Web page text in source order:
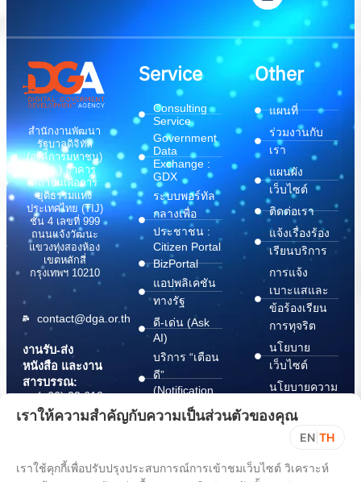
สำนักงานพัฒนา
รัฐบาลดิจิทัล
(องค์การมหาชน)
(สพร.) อาคาร
สถาบันเพื่อการ
ยุติธรรมแห่ง
ประเทศไทย (TIJ)
ชั้น 4 เลขที่ 999
ถนนแจ้งวัฒนะ
แขวงทุ่งสองห้อง
เขตหลักสี่
กรุงเทพฯ 10210
contact@dga.or.th
งานรับ-ส่ง
หนังสือ และงาน
สารบรรณ:
(+66) 02 612
6000
saraban@dga.or.th
Center:
Service
Consulting
Service
Government
Data
Exchange :
GDX
ระบบพอร์ทัล
กลางเพื่อ
ประชาชน :
Citizen Portal
BizPortal
แอปพลิเคชัน
ทางรัฐ
ดี-เด่น (Ask
AI)
บริการ “เตือน
ดี”
(Notification
บริการ
(Document
Other
แผนที่
ร่วมงานกับ
เรา
แผนผัง
เว็บไซต์
ติดต่อเรา
แจ้งเรื่องร้อง
เรียนบริการ
การแจ้ง
เบาะแสและ
ข้อร้องเรียน
การทุจริต
นโยบาย
เว็บไซต์
นโยบายความ
ปลอดภัย
สารสนเทศ
เราให้ความสำคัญกับความเป็นส่วนตัวของคุณ
EN TH
เราใช้คุกกี้เพื่อปรับปรุงประสบการณ์การเข้าชมเว็บไซต์ วิเคราะห์